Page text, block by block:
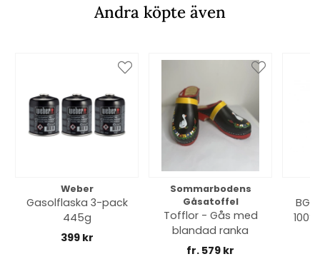
Andra köpte även
Weber
Gasolflaska 3-pack
445g
399 kr
Sommarbodens
Gåsatoffel
Tofflor - Gås med
blandad ranka
fr. 579 kr